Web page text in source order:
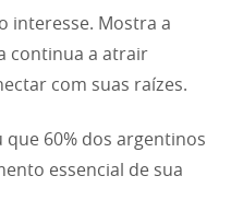
interesse. Mostra a
continua a atrair
com suas raízes.
60% dos argentinos
essencial de sua